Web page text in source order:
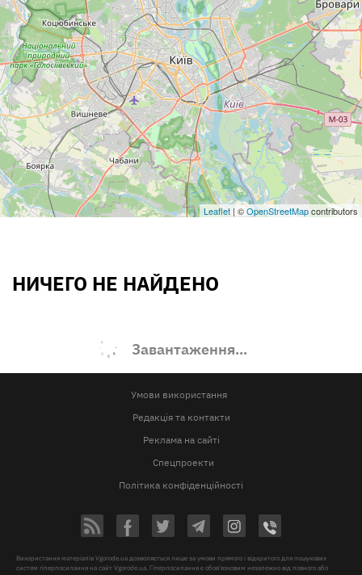
Leaflet | ©OpenStreetMapcontributors
НИЧЕГО НЕ НАЙДЕНО
Завантаження...
Умови використання
Редакція та контакти
Реклама на сайті
Спецпроекти
Політика конфіденційності
Використання матеріалів Vgorode.ua дозволяється лише за умови прямого і відкритого для пошукових
систем гіперпосилання на сайт Vgorode.ua. Гіперпосилання є обов'язковим незалежно від повного або